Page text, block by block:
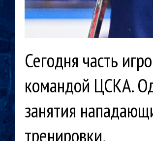
Сегодня часть
командой ЦСКА.
занятия
тренировки.